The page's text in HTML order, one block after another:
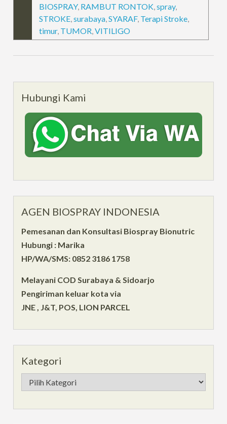
BIOSPRAY, RAMBUT RONTOK,spray,
STROKE,surabaya,SYARAF, Terapi Stroke,
timur, TUMOR,VITILIGO
Hubungi Kami
AGEN BIOSPRAY INDONESIA
Pemesanan dan Konsultasi Biospray Bionutric
Hubungi : Marika
HP/WA/SMS: 0852 3186 1758
Melayani COD Surabaya & Sidoarjo
Pengiriman keluar kota via
JNE , J&T, POS, LION PARCEL
Kategori
Kategori